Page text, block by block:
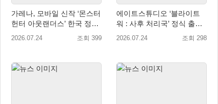
가레나, 모바일 신작 ‘몬스터
헌터 아웃랜더스’ 한국 정식
출시 확정… 사전예약 시작
2026.07.24 조회 399
에이트스튜디오 ‘블라이트
워 : 사후 처리국’ 정식 출
시… 사전예약자 50만 명 달
2026.07.24 조회 298